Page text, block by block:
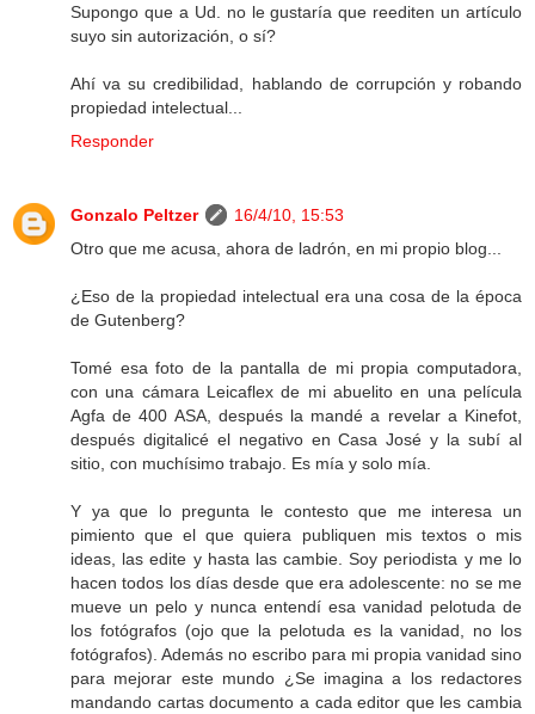
Supongo que a Ud. no le gustaría que reediten un artículo
suyo sin autorización, o sí?
Ahí va su credibilidad, hablando de corrupción y robando
propiedad intelectual...
Responder
Gonzalo Peltzer
16/4/10, 15:53
Otro que me acusa, ahora de ladrón, en mi propio blog...
¿Eso de la propiedad intelectual era una cosa de la época
de Gutenberg?
Tomé esa foto de la pantalla de mi propia computadora,
con una cámara Leicaflex de mi abuelito en una película
Agfa de 400 ASA, después la mandé a revelar a Kinefot,
después digitalicé el negativo en Casa José y la subí al
sitio, con muchísimo trabajo. Es mía y solo mía.
Y ya que lo pregunta le contesto que me interesa un
pimiento que el que quiera publiquen mis textos o mis
ideas, las edite y hasta las cambie. Soy periodista y me lo
hacen todos los días desde que era adolescente: no se me
mueve un pelo y nunca entendí esa vanidad pelotuda de
los fotógrafos (ojo que la pelotuda es la vanidad, no los
fotógrafos). Además no escribo para mi propia vanidad sino
para mejorar este mundo ¿Se imagina a los redactores
mandando cartas documento a cada editor que les cambia